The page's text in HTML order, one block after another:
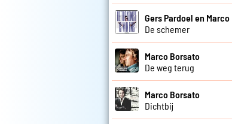
Gers Pardoel en
De schemer
Marco Borsato
De weg terug
Marco Borsato
Dichtbij